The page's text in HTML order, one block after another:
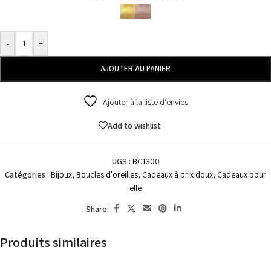
- +
AJOUTER AU PANIER
Ajouter à la liste d’envies
Add to wishlist
UGS : BC1300
Catégories : Bijoux, Boucles d'oreilles, Cadeaux à prix doux, Cadeaux pour
elle
Share:
Produits similaires